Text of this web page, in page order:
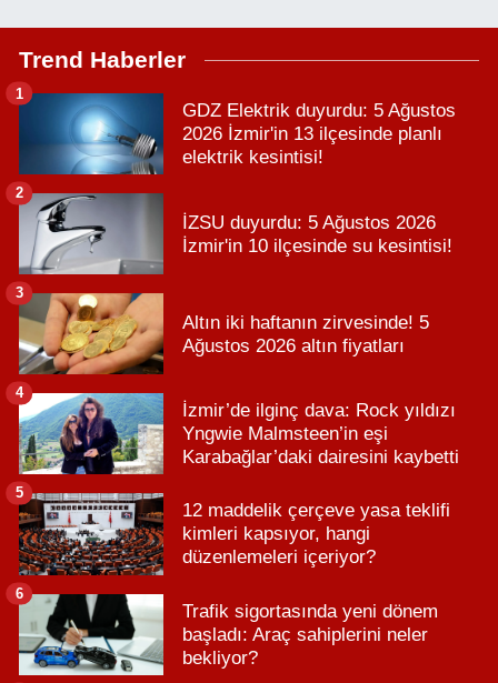
Trend Haberler
GDZ Elektrik duyurdu: 5 Ağustos
2026 İzmir'in 13 ilçesinde planlı
elektrik kesintisi!
1
İZSU duyurdu: 5 Ağustos 2026
İzmir'in 10 ilçesinde su kesintisi!
2
Altın iki haftanın zirvesinde! 5
Ağustos 2026 altın fiyatları
3
İzmir’de ilginç dava: Rock yıldızı
Yngwie Malmsteen’in eşi
Karabağlar’daki dairesini kaybetti
4
12 maddelik çerçeve yasa teklifi
kimleri kapsıyor, hangi
düzenlemeleri içeriyor?
5
Trafik sigortasında yeni dönem
başladı: Araç sahiplerini neler
bekliyor?
6